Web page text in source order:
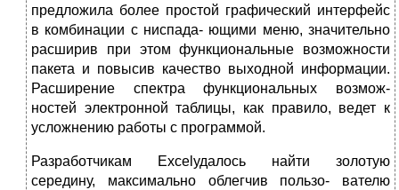
предложила более простой графический интерфейс
в комбинации с ниспада- ющими меню, значительно
расширив при этом функциональные возможности
пакета и повысив качество выходной информации.
Расширение спектра функциональных возмож-
ностей электронной таблицы, как правило, ведет к
усложнению работы с программой.
Разработчикам Excelудалось найти золотую
середину, максимально облегчив пользо- вателю